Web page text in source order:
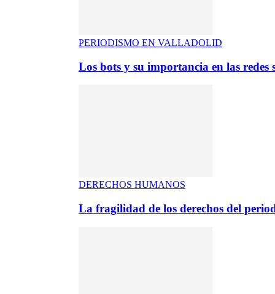
PERIODISMO EN VALLADOLID
Los bots y su importancia en las redes
DERECHOS HUMANOS
La fragilidad de los derechos del